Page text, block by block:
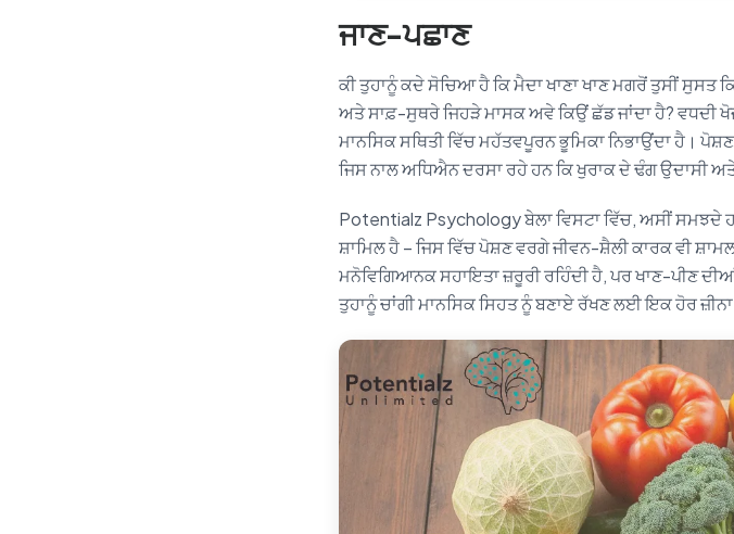
ਜਾਣ-ਪਛਾਣ
ਕੀ ਤੁਹਾਨੂੰ ਕਦੇ ਸੋਚਿਆ ਹੈ ਕਿ ਮੈਦਾ ਖਾਣਾ ਖਾਣ ਮਗਰੋਂ ਤੁਸੀਂ
ਅਤੇ ਸਾਫ਼-ਸੁਥਰੇ ਜਿਹੜੇ ਮਾਸਕ ਅਵੇ ਕਿਉਂ ਛੱਡ ਜਾਂਦਾ ਹੈ? ਵਧਦੀ
ਮਾਨਸਿਕ ਸਥਿਤੀ ਵਿੱਚ ਮਹੱਤਵਪੂਰਨ ਭੂਮਿਕਾ ਨਿਭਾਉਂਦਾ ਹੈ।
ਜਿਸ ਨਾਲ ਅਧਿਐਨ ਦਰਸਾ ਰਹੇ ਹਨ ਕਿ ਖੁਰਾਕ ਦੇ ਢੰਗ ਉਦਾਸੀ
Potentialz Psychology ਬੇਲਾ ਵਿਸਟਾ ਵਿੱਚ, ਅਸੀਂ ਸਮਝਦੇ
ਸ਼ਾਮਿਲ ਹੈ – ਜਿਸ ਵਿੱਚ ਪੋਸ਼ਣ ਵਰਗੇ ਜੀਵਨ-ਸ਼ੈਲੀ ਕਾਰਕ ਵੀ
ਮਨੋਵਿਗਿਆਨਕ ਸਹਾਇਤਾ ਜ਼ਰੂਰੀ ਰਹਿੰਦੀ ਹੈ, ਪਰ ਖਾਣ-ਪੀਣ
ਤੁਹਾਨੂੰ ਚਾਂਗੀ ਮਾਨਸਿਕ ਸਿਹਤ ਨੂੰ ਬਣਾਏ ਰੱਖਣ ਲਈ ਇਕ ਹੋਰ ਜ਼ੀਨਾ